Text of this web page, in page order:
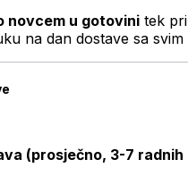
novcem u gotovini tek
na dan dostave sa svim
(prosječno, 3-7 radnih